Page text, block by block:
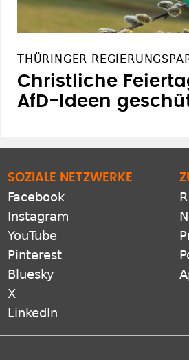
THÜRINGER
Christliche
AfD-Ideen
SOZIALE NETZWERKE
Facebook
Instagram
YouTube
Pinterest
Bluesky
X
LinkedIn